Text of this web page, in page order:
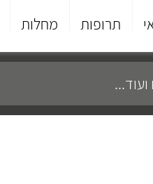
תרופות מחלות